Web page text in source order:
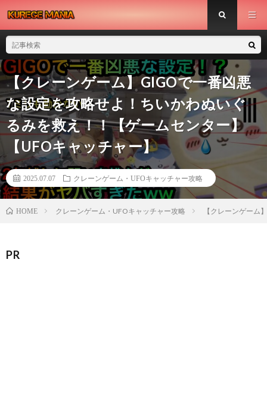
【クレーンゲーム】GIGOで一番凶悪
な設定を攻略せよ！ちいかわぬいぐ
るみを救え！！【ゲームセンター】
【UFOキャッチャー】
2025.07.07 クレーンゲーム・UFOキャッチャー攻略
HOME クレーンゲーム・UFOキャッチャー攻略 【クレーンゲーム
PR